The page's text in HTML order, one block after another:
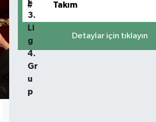
# Takım
Detaylar için tıklayın